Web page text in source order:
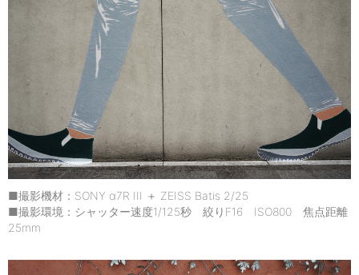
■撮影機材：SONY α7R III ＋ ZEISS Batis 2/25
■撮影環境：シャッター速度1/125秒 絞りF16 ISO800 焦点距離
25mm